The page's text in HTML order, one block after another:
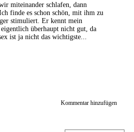
miteinander schlafen, dann
finde es schon schön, mit ihm zu
stimuliert. Er kennt mein
überhaupt nicht gut, da
ist ja nicht das wichtigste...
Kommentar hinzufügen